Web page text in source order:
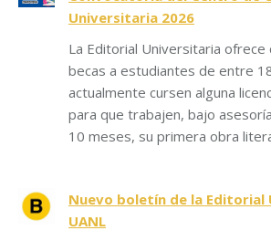
Universitaria 2026
La Editorial Universitaria ofrece
becas a estudiantes de entre
actualmente cursen alguna
para que trabajen, bajo
10 meses, su primera obra
Nuevo boletín de la Editorial
UANL